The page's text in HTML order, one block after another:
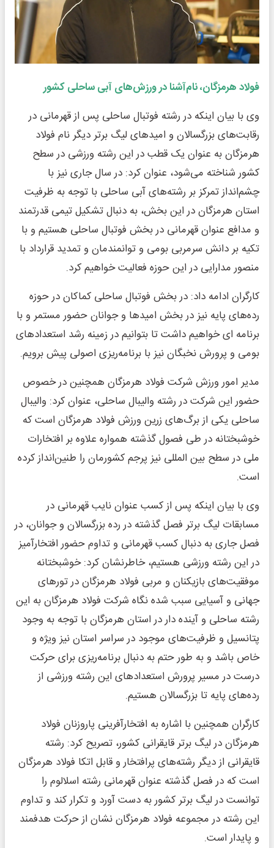
فولاد هرمزگان، نام‌آشنا در ورزش‌های آبی ساحلی کشور
وی با بیان اینکه در رشته فوتبال ساحلی پس از قهرمانی در
رقابت‌های بزرگسالان و امیدهای لیگ برتر دیگر نام فولاد
هرمزگان به عنوان یک قطب در این رشته ورزشی در سطح
کشور شناخته می‌شود، عنوان کرد: در سال جاری نیز با
چشم‌انداز تمرکز بر رشته‌های آبی ساحلی با توجه به ظرفیت
استان هرمزگان در این بخش، به دنبال تشکیل تیمی قدرتمند
و مدافع عنوان قهرمانی در بخش فوتبال ساحلی هستیم و با
تکیه بر دانش سرمربی بومی و توانمندمان و تمدید قرارداد با
منصور مدارایی در این حوزه فعالیت خواهیم کرد.
کارگران ادامه داد: در بخش فوتبال ساحلی کماکان در حوزه
رده‌های پایه نیز در بخش امیدها و جوانان حضور مستمر و با
برنامه ای خواهیم داشت تا بتوانیم در زمینه رشد استعدادهای
بومی و پرورش نخبگان نیز با برنامه‌ریزی اصولی پیش برویم.
مدیر امور ورزش شرکت فولاد هرمزگان همچنین در خصوص
حضور این شرکت در رشته والیبال ساحلی، عنوان کرد: والیبال
ساحلی یکی از برگ‌های زرین ورزش فولاد هرمزگان است که
خوشبختانه در طی فصول گذشته همواره علاوه بر افتخارات
ملی در سطح بین المللی نیز پرجم کشورمان را طنین‌انداز کرده
است.
وی با بیان اینکه پس از کسب عنوان نایب قهرمانی در
مسابقات لیگ برتر فصل گذشته در رده بزرگسالان و جوانان، در
فصل جاری به دنبال کسب قهرمانی و تداوم حضور افتخارآمیز
در این رشته ورزشی هستیم، خاطرنشان کرد: خوشبختانه
موفقیت‌های بازیکنان و مربی فولاد هرمزگان در تورهای
جهانی و آسیایی سبب شده نگاه شرکت فولاد هرمزگان به این
رشته ساحلی و آینده دار در استان هرمزگان با توجه به وجود
پتانسیل و ظرفیت‌های موجود در سراسر استان نیز ویژه و
خاص باشد و به طور حتم به دنبال برنامه‌ریزی برای حرکت
درست در مسیر پرورش استعدادهای این رشته ورزشی از
رده‌های پایه تا بزرگسالان هستیم.
کارگران همچنین با اشاره به افتخارآفرینی پاروزنان فولاد
هرمزگان در لیگ برتر قایقرانی کشور، تصریح کرد: رشته
قایقرانی از دیگر رشته‌های پرافتخار و قابل اتکا فولاد هرمزگان
است که در فصل گذشته عنوان قهرمانی رشته اسلالوم را
توانست در لیگ برتر کشور به دست آورد و تکرار کند و تداوم
این رشته در مجموعه فولاد هرمزگان نشان از حرکت هدفمند
و پایدار است.